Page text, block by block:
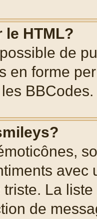
HTML?
de
en forme
BBCodes.
avec
La
de